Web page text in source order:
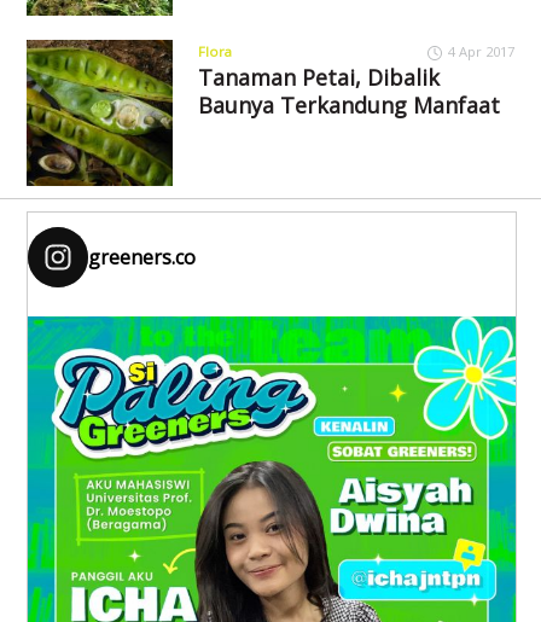
Flora 4 Apr 2017
Tanaman Petai, Dibalik
Baunya Terkandung Manfaat
greeners.co